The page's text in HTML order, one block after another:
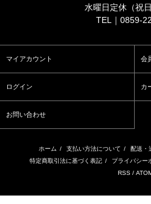
水曜日定休（祝
TEL｜0859-
マイアカウント 会
ログイン カ
お問い合わせ
ホーム / 支払い方法について / 配送・
特定商取引法に基づく表記 / プライバシー
RSS /